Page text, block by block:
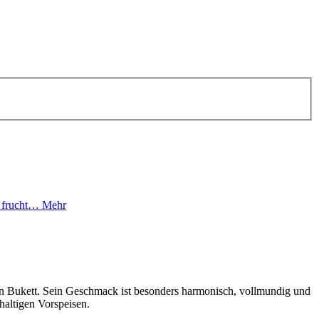
frucht… Mehr
Sein Geschmack ist besonders harmonisch, vollmundig und
Vorspeisen.